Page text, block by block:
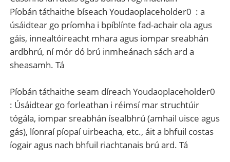
Píobán táthaithe bíseach Youdaoplaceholder0 ‌ : a
úsáidtear go príomha i bpíblínte fad-achair ola agus
gáis, innealtóireacht mhara agus iompar sreabhán
ardbhrú, ní mór dó brú inmheánach sách ard a
sheasamh. Tá
Píobán táthaithe seam díreach Youdaoplaceholder0 ‌
: Úsáidtear go forleathan i réimsí mar struchtúir
tógála, iompar sreabhán ísealbhrú (amhail uisce agus
gás), líonraí píopaí uirbeacha, etc., áit a bhfuil costas
íogair agus nach bhfuil riachtanais brú ard. Tá